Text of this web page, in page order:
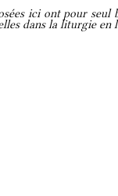
ici ont pour seul
dans la liturgie